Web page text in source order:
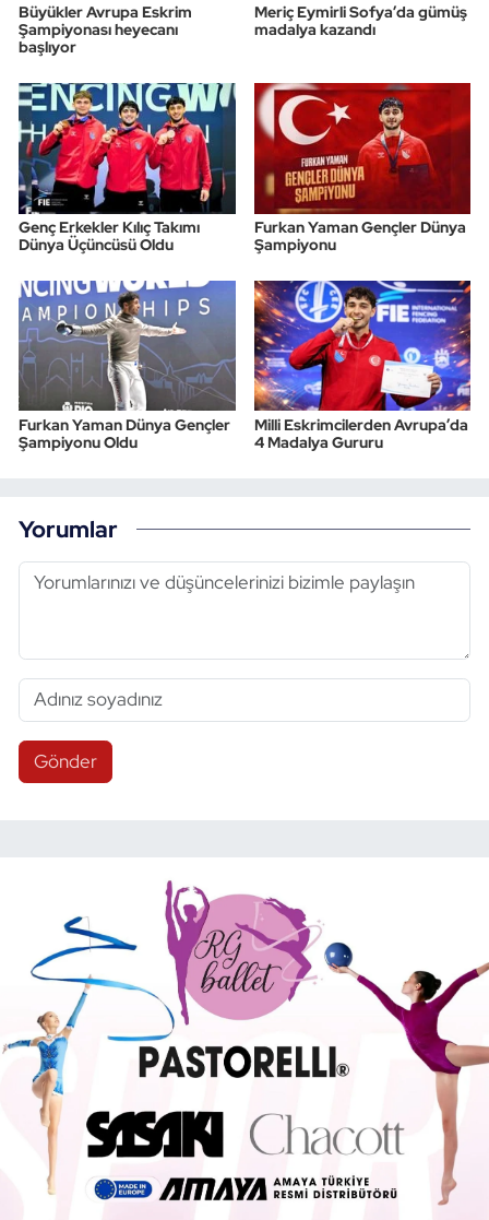
Büyükler Avrupa Eskrim
Şampiyonası heyecanı
başlıyor
Meriç Eymirli Sofya’da gümüş
madalya kazandı
Genç Erkekler Kılıç Takımı
Dünya Üçüncüsü Oldu
Furkan Yaman Gençler Dünya
Şampiyonu
Furkan Yaman Dünya Gençler
Şampiyonu Oldu
Milli Eskrimcilerden Avrupa’da
4 Madalya Gururu
Yorumlar
Gönder